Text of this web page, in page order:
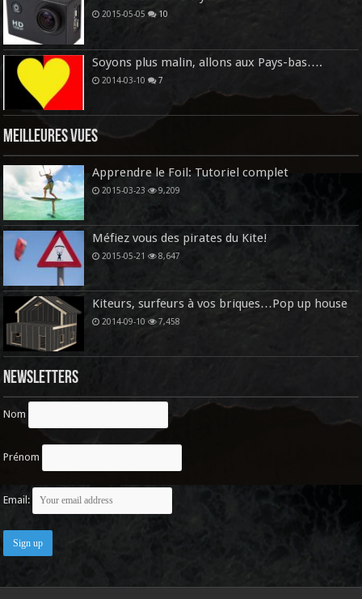
2015-05-05 10
Soyons plus malin, allons aux Pays-bas….
2014-03-10 7
Meilleures vues
Apprendre le Foil: Tutoriel complet
2015-03-23 9,209
Méfiez vous des pirates du Kite!
2015-05-21 8,647
Kiteurs, surfeurs à vos briques…Pop up house
2014-09-10 7,458
Newsletters
Nom
Prénom
Email: